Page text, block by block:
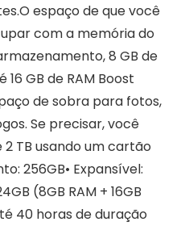
espaço de que você
com a memória do
8 GB de
GB de RAM Boost
de sobra para fotos,
Se precisar, você
TB usando um cartão
256GB• Expansível:
(8GB RAM + 16GB
40 horas de duração